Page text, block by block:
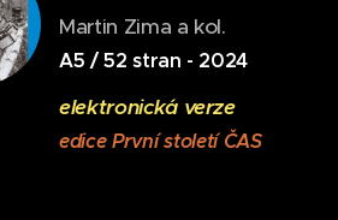
Martin Zima a kol.
A5 / 52 stran - 2024
elektronická verze
edice První století ČAS